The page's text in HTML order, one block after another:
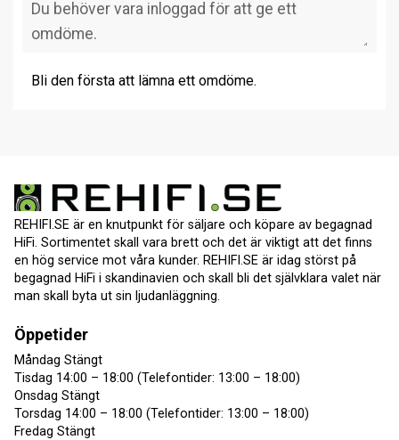
Bli den första att lämna ett omdöme.
REHIFI.SE är en knutpunkt för säljare och köpare av begagnad
HiFi. Sortimentet skall vara brett och det är viktigt att det finns
en hög service mot våra kunder. REHIFI.SE är idag störst på
begagnad HiFi i skandinavien och skall bli det självklara valet när
man skall byta ut sin ljudanläggning.
Öppetider
Måndag Stängt
Tisdag 14:00 – 18:00 (Telefontider: 13:00 – 18:00)
Onsdag Stängt
Torsdag 14:00 – 18:00 (Telefontider: 13:00 – 18:00)
Fredag Stängt